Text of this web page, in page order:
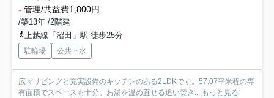
- 管理/共益費1,800円
/築13年 /2階建
上越線「沼田」駅 徒歩25分
駐輪場 公共下水
広々リビングと充実設備のキッチンのある2LDKです。57.07平米程の専
有面積でスペースも十分。お湯を温め直せる追い焚き... もっと見る